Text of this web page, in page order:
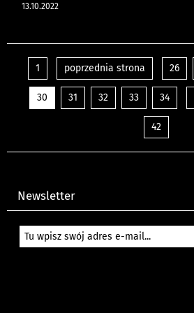
13.10.2022
1 poprzednia strona 26
30 31 32 33 34
42
Newsletter